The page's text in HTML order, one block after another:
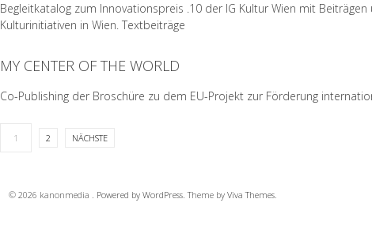
Begleitkatalog zum Innovationspreis .10 der IG Kultur Wien mit
Kulturinitiativen in Wien. Textbeiträge
MY CENTER OF THE WORLD
Co-Publishing der Broschüre zu dem EU-Projekt zur Förderung
1 2 NÄCHSTE
© 2026 kanonmedia . Powered by WordPress.Theme by Viva Themes.